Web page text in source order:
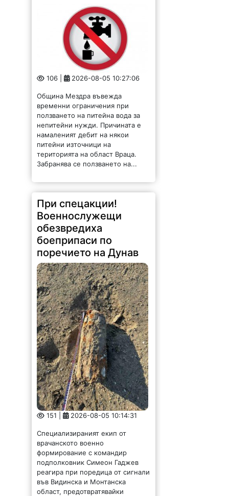
106 | 2026-08-05 10:27:06
Община Мездра въвежда
временни ограничения при
ползването на питейна вода за
непитейни нужди. Причината е
намаленият дебит на някои
питейни източници на
територията на област Враца.
Забранява се ползването на...
При спецакции!
Военнослужещи
обезвредиха
боеприпаси по
поречието на Дунав
151 | 2026-08-05 10:14:31
Специализираният екип от
врачанското военно
формирование с командир
подполковник Симеон Гаджев
реагира при поредица от сигнали
във Видинска и Монтанска
област, предотвратявайки